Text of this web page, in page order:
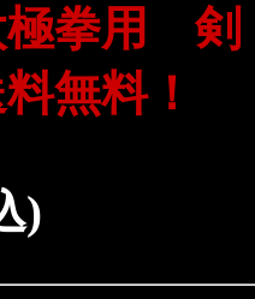
極拳用
無料！
)